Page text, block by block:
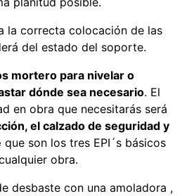
la correcta colocación de las
del estado del soporte.
mortero para nivelar o
dónde sea necesario. El
en obra que necesitarás será
el calzado de seguridad y
que son los tres EPI´s básicos
obra.
desbaste con una amoladora ,